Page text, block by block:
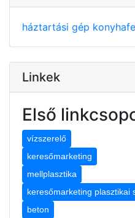
háztartási gép
Linkek
Első
vízszerelő
keresőmarketing
mellplasztika
keresőmarketing plasztikai
beton